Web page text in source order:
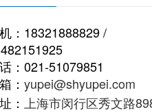
：18321888829 /
：021-51079851
： yupei@shyupei.com
：
上海市闵行区秀文路